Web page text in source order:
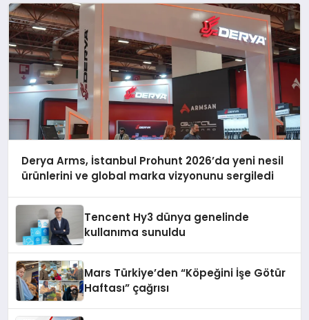
Derya Arms, İstanbul Prohunt 2026’da yeni nesil
ürünlerini ve global marka vizyonunu sergiledi
Tencent Hy3 dünya genelinde
kullanıma sunuldu
Mars Türkiye’den “Köpeğini İşe Götür
Haftası” çağrısı